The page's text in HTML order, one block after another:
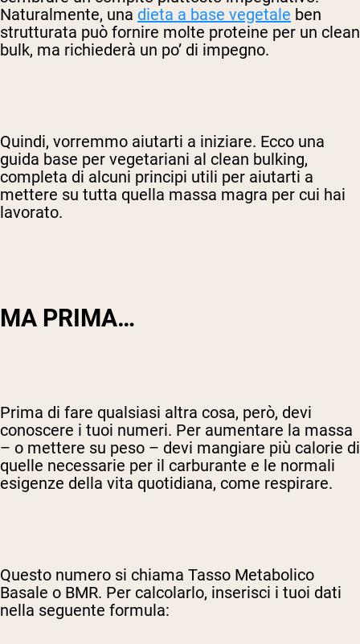
Naturalmente, una dieta a base vegetale ben
strutturata può fornire molte proteine per un clean
bulk, ma richiederà un po’ di impegno.
Quindi, vorremmo aiutarti a iniziare. Ecco una
guida base per vegetariani al clean bulking,
completa di alcuni principi utili per aiutarti a
mettere su tutta quella massa magra per cui hai
lavorato.
MA PRIMA…
Prima di fare qualsiasi altra cosa, però, devi
conoscere i tuoi numeri. Per aumentare la massa
– o mettere su peso – devi mangiare più calorie di
quelle necessarie per il carburante e le normali
esigenze della vita quotidiana, come respirare.
Questo numero si chiama Tasso Metabolico
Basale o BMR. Per calcolarlo, inserisci i tuoi dati
nella seguente formula: